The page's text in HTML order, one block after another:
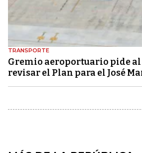
TRANSPORTE
Gremio aeroportuario pide
revisar el Plan para el José